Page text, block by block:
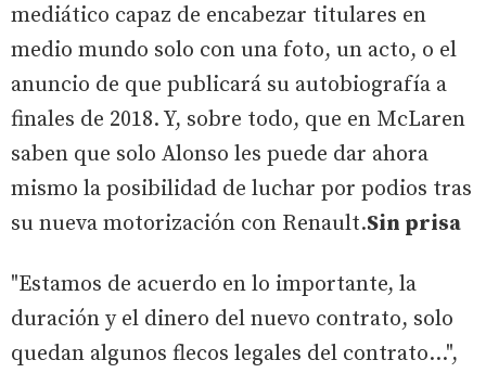
mediático capaz de encabezar titulares en
medio mundo solo con una foto, un acto, o el
anuncio de que publicará su autobiografía a
finales de 2018. Y, sobre todo, que en McLaren
saben que solo Alonso les puede dar ahora
mismo la posibilidad de luchar por podios tras
su nueva motorización con Renault.Sin prisa
"Estamos de acuerdo en lo importante, la
duración y el dinero del nuevo contrato, solo
quedan algunos flecos legales del contrato…",